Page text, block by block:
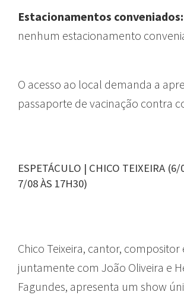
Estacionamentos conveniados:
nenhum estacionamento
O acesso ao local demanda a
passaporte de vacinação contra
ESPETÁCULO | CHICO TEIXEIRA (6/
7/08 ÀS 17H30)
Chico Teixeira, cantor, compositor
juntamente com João Oliveira e
Fagundes, apresenta um show